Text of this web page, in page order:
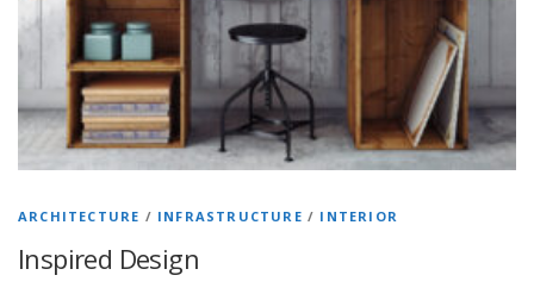
ARCHITECTURE / INFRASTRUCTURE / INTERIOR
Inspired Design